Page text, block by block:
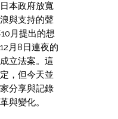
本政府放寬
與支持的聲
月提出的想
月8日連夜的
立法案。這
，但今天並
分享與記錄
與變化。